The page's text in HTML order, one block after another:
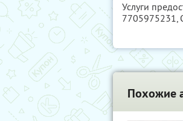
Услуги
7705975231,
Похожие